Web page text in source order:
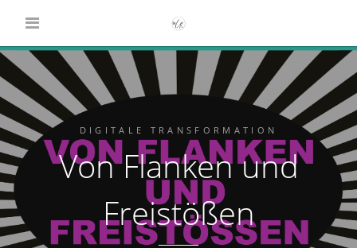
DIGITALE TRANSFORMATION
Von Flanken und
Freistößen